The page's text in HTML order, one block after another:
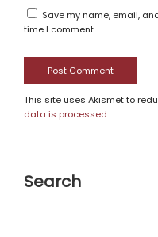
Save my name, email,
time I comment.
This site uses Akismet to
data is processed.
Search